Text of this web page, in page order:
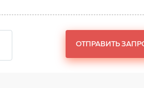
ОТПРАВИТЬ